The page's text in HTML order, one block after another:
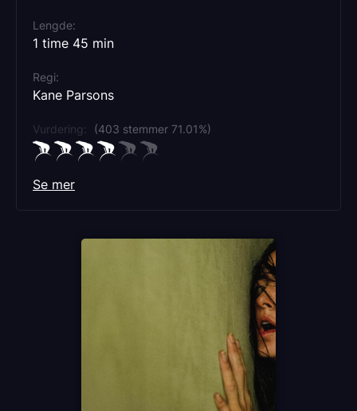
Lengde
1 time 45 min
Regi
Kane Parsons
Vurdering: (403 stemmer 71.01%)
Rollebesetning
Finn Bennett
Se mer